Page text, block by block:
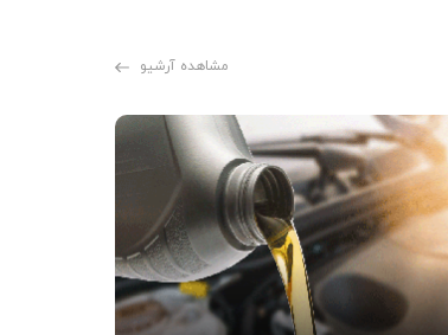
مشاهده آرشیو